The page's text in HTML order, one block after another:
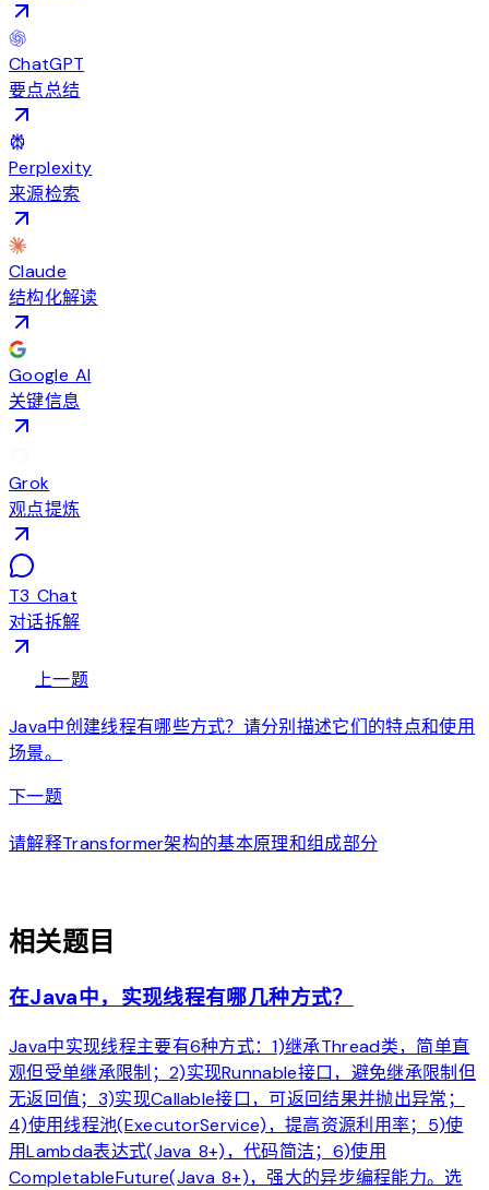
ChatGPT
要点总结
Perplexity
来源检索
Claude
结构化解读
Google AI
关键信息
Grok
观点提炼
T3 Chat
对话拆解
上一题
Java中创建线程有哪些方式？请分别描述它们的特点和使用
场景。
下一题arrow_forward
请解释Transformer架构的基本原理和组成部分
相关题目
在Java中，实现线程有哪几种方式？
Java中实现线程主要有6种方式：1)继承Thread类，简单直
观但受单继承限制；2)实现Runnable接口，避免继承限制但
无返回值；3)实现Callable接口，可返回结果并抛出异常；
4)使用线程池(ExecutorService)，提高资源利用率；5)使
用Lambda表达式(Java 8+)，代码简洁；6)使用
CompletableFuture(Java 8+)，强大的异步编程能力。选